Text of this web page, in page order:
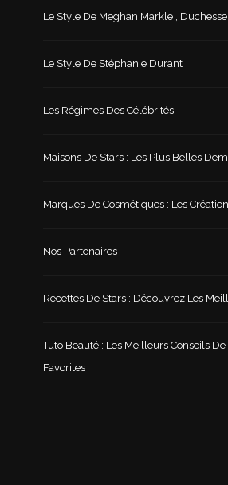
Le Style De Meghan Markle ,
Le Style De Stéphanie Durant
Les Régimes Des Célébrités
Maisons De Stars : Les Plus Belles
Marques De Cosmétiques : Les
Nos Partenaires
Recettes De Stars : Découvrez Les
Tuto Beauté : Les Meilleurs Conseils
Favorites